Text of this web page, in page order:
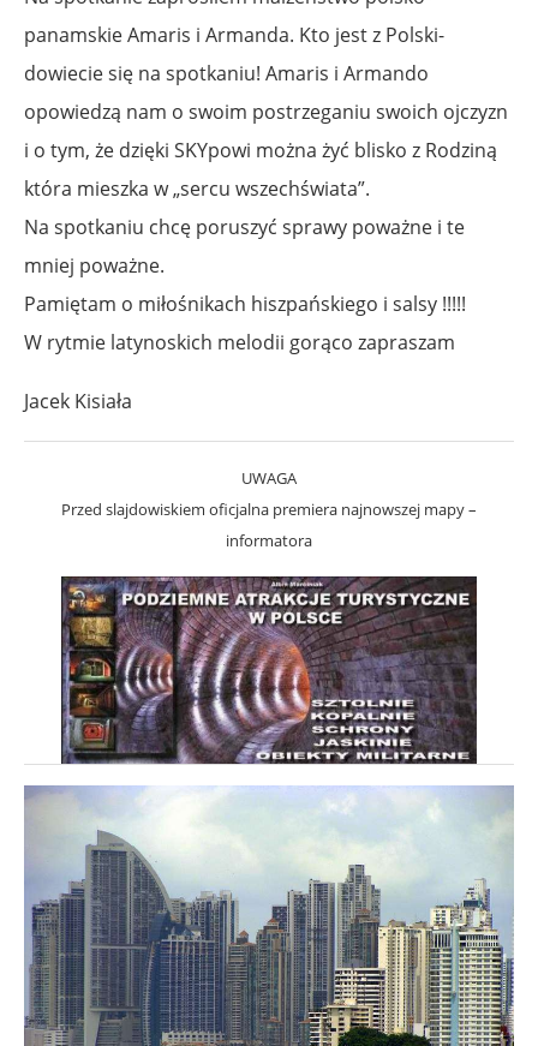
panamskie Amaris i Armanda. Kto jest z Polski-
dowiecie się na spotkaniu! Amaris i Armando
opowiedzą nam o swoim postrzeganiu swoich ojczyzn
i o tym, że dzięki SKYpowi można żyć blisko z Rodziną
która mieszka w „sercu wszechświata”.
Na spotkaniu chcę poruszyć sprawy poważne i te
mniej poważne.
Pamiętam o miłośnikach hiszpańskiego i salsy !!!!!
W rytmie latynoskich melodii gorąco zapraszam
Jacek Kisiała
UWAGA
Przed slajdowiskiem oficjalna premiera najnowszej mapy –
informatora